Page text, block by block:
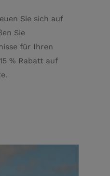
Sie sich auf
Sie
für Ihren
% Rabatt auf